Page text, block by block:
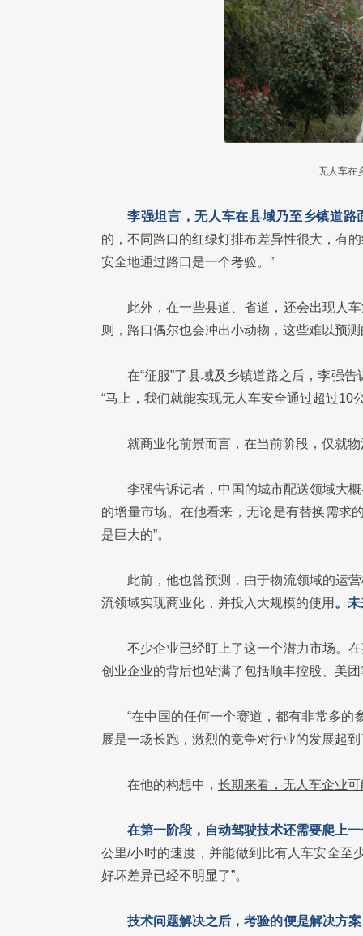
无人车在
李强坦言，无人车在县域乃至乡镇道路
的，不同路口的红绿灯排布差异性很大，有
安全地通过路口是一个考验。”
此外，在一些县道、省道，还会出现人
则，路口偶尔也会冲出小动物，这些难以预
在“征服”了县域及乡镇道路之后，李强告
“马上，我们就能实现无人车安全通过超过10
就商业化前景而言，在当前阶段，仅就
李强告诉记者，中国的城市配送领域大
的增量市场。在他看来，无论是有替换需求
是巨大的”。
此前，他也曾预测，由于物流领域的运
流领域实现商业化，并投入大规模的使用 。
不少企业已经盯上了这一个潜力市场。
创业企业的背后也站满了包括顺丰控股、美
“在中国的任何一个赛道，都有非常多的
展是一场长跑，激烈的竞争对行业的发展起
在他的构想中， 长期来看，无人车企业
在第一阶段，自动驾驶技术还需要爬上
公里/小时的速度，并能做到比有人车安全至
好坏差异已经不明显了”。
技术问题解决之后，考验的便是解决方